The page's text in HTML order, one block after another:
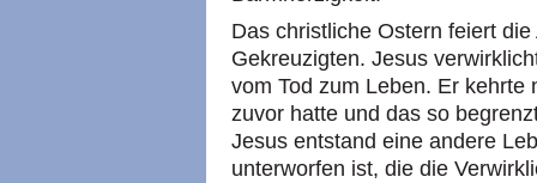
Das christliche Ostern feiert
Gekreuzigten. Jesus
vom Tod zum Leben. Er
zuvor hatte und das so
Jesus entstand eine andere
unterworfen ist, die die